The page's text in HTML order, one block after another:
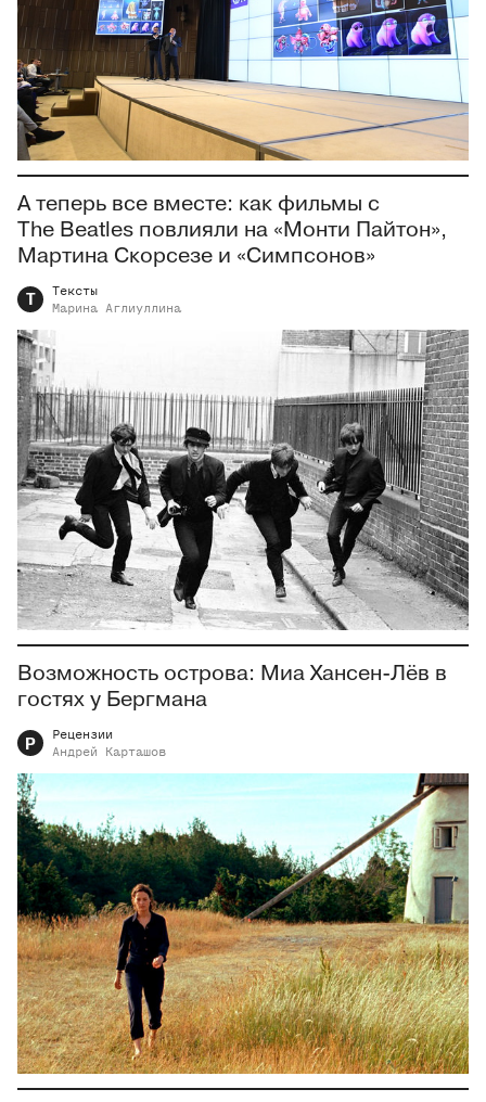
А теперь все вместе: как фильмы с
The Beatles повлияли на «Монти Пайтон»,
Мартина Скорсезе и «Симпсонов»
Т
Тексты
Марина
Аглиуллина
Возможность острова: Миа Хансен-Лёв в
гостях у Бергмана
Р
Рецензии
Андрей
Карташов